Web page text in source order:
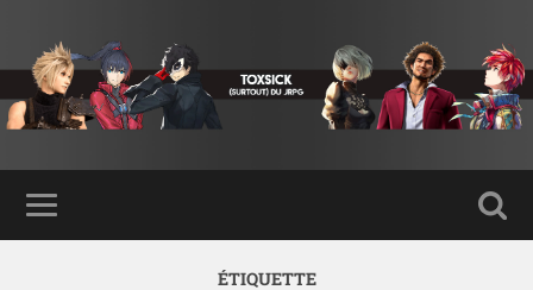
ÉTIQUETTE